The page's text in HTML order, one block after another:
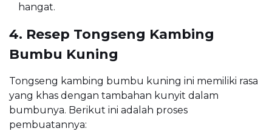
hangat.
4. Resep Tongseng Kambing
Bumbu Kuning
Tongseng kambing bumbu kuning ini memiliki rasa
yang khas dengan tambahan kunyit dalam
bumbunya. Berikut ini adalah proses
pembuatannya: